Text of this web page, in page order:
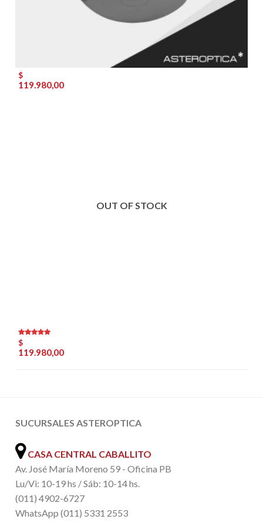
$
119.980,00
OUT OF STOCK
Rated
4.80out of
5
$
119.980,00
SUCURSALES ASTEROPTICA
CASA CENTRAL CABALLITO
Av. José María Moreno 59 - Oficina PB
Lu/Vi: 10-19 hs / Sáb: 10-14 hs.
(011) 4902-6727
WhatsApp (011) 5331 2553